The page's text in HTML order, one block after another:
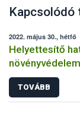
2022. május 30., hétfő
Helyettesítő
TOVÁBB